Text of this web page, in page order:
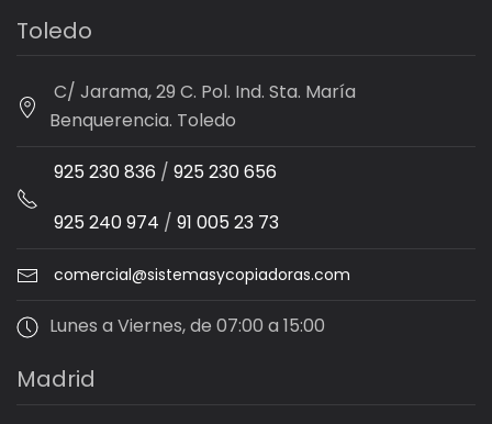
Toledo
C/ Jarama, 29 C. Pol. Ind. Sta. María
Benquerencia. Toledo
925 230 836 / 925 230 656
925 240 974 / 91 005 23 73
comercial@sistemasycopiadoras.com
Lunes a Viernes, de 07:00 a 15:00
Madrid